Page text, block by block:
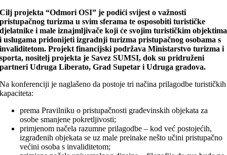
Cilj projekta “Odmori OSI” je podići svijest o važnosti
pristupačnog turizma u svim sferama te osposobiti turističke
djelatnike i male iznajmljivače koji će svojim turističkim objektima
i uslugama pridonijeti izgradnji turizma pristupačnog osobama s
invaliditetom. Projekt financijski podržava Ministarstvo turizma i
sporta, nositelj projekta je Savez SUMSI, dok su pridruženi
partneri Udruga Liberato, Grad Supetar i Udruga gradova.
Na konferenciji je naglašeno da postoje tri načina prilagodbe turističkih
kapaciteta:
prema Pravilniku o pristupačnosti građevinskih objekata za
osobe smanjene pokretljivosti;
primjenom načela razumne prilagodbe – kod već postojećih,
izgrađenih objekata se uz male preinake nešto učini pristupačno
većini osoba s invaliditetom;